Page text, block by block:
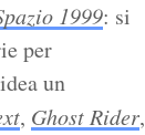
1999: si
per
un
, Ghost Rider,